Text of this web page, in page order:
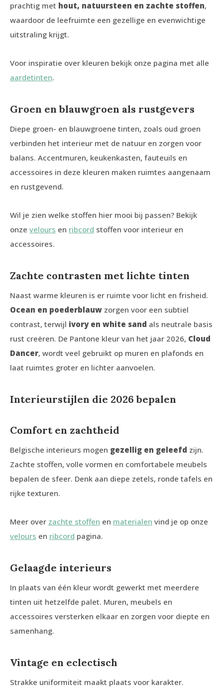
prachtig met hout, natuursteen en zachte stoffen,
waardoor de leefruimte een gezellige en evenwichtige
uitstraling krijgt.
Voor inspiratie over kleuren bekijk onze pagina met alle
aardetinten.
Groen en blauwgroen als rustgevers
Diepe groen- en blauwgroene tinten, zoals oud groen
verbinden het interieur met de natuur en zorgen voor
balans. Accentmuren, keukenkasten, fauteuils en
accessoires in deze kleuren maken ruimtes aangenaam
en rustgevend.
Wil je zien welke stoffen hier mooi bij passen? Bekijk
onze velours en ribcord stoffen voor interieur en
accessoires.
Zachte contrasten met lichte tinten
Naast warme kleuren is er ruimte voor licht en frisheid.
Ocean en poederblauw zorgen voor een subtiel
contrast, terwijl ivory en white sand als neutrale basis
rust creëren. De Pantone kleur van het jaar 2026, Cloud
Dancer, wordt veel gebruikt op muren en plafonds en
laat ruimtes groter en lichter aanvoelen.
Interieurstijlen die 2026 bepalen
Comfort en zachtheid
Belgische interieurs mogen gezellig en geleefd zijn.
Zachte stoffen, volle vormen en comfortabele meubels
bepalen de sfeer. Denk aan diepe zetels, ronde tafels en
rijke texturen.
Meer over zachte stoffen en materialen vind je op onze
velours en ribcord pagina.
Gelaagde interieurs
In plaats van één kleur wordt gewerkt met meerdere
tinten uit hetzelfde palet. Muren, meubels en
accessoires versterken elkaar en zorgen voor diepte en
samenhang.
Vintage en eclectisch
Strakke uniformiteit maakt plaats voor karakter.